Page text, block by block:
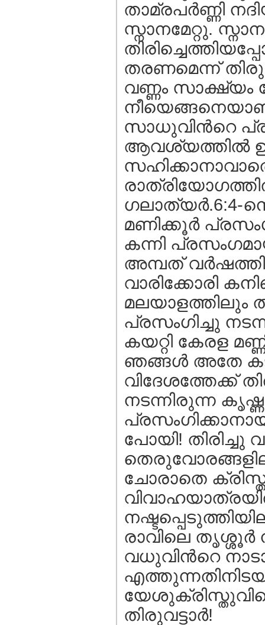
താമ്രപര്‍ണ്ണി
സ്നാനമേറ്റു.
തരണമെന്ന്
വണ്ണം
സാധുവിന്‍റെ
ആവശ്യത്തില്‍
ഗലാത്യര്‍.6:4-
മണിക്കൂര്‍
കന്നി
അമ്പത്
വാരിക്കോരി
മലയാളത്തിലും
പ്രസംഗിച്ചു
കയറ്റി കേരള
ഞങ്ങള്‍ അതേ
വിദേശത്തേക്ക്
നടന്നിരുന്ന
പോയി! തിരിച്ചു
ചോരാതെ
രാവിലെ തൃശ്ശൂര്‍
വധുവിന്‍റെ
തിരുവട്ടാര്‍!